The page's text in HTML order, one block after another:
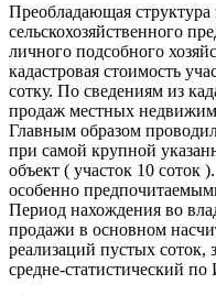
Преобладающая
сельскохозяйственного
личного подсобного
кадастровая стоимость
сотку. По сведениям из
продаж местных
Главным образом
при самой крупной
объект ( участок 10 соток
особенно
Период нахождения во
продажи в основном
реализаций пустых
средне-статистический по